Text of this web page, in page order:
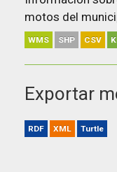
motos del
WMS SHP CSV
Exportar
RDF XML Turtle